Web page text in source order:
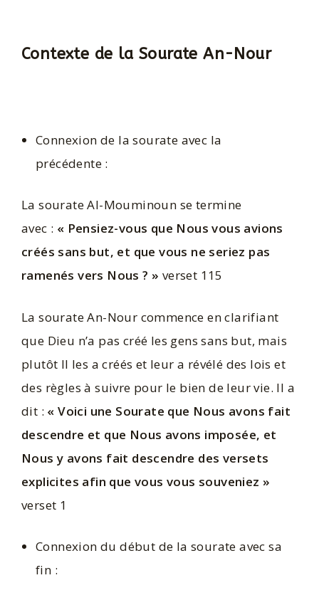
Contexte de la Sourate An-Nour
Connexion de la sourate avec la
précédente :
La sourate Al-Mouminoun se termine
avec : « Pensiez-vous que Nous vous avions
créés sans but, et que vous ne seriez pas
ramenés vers Nous ? » verset 115
La sourate An-Nour commence en clarifiant
que Dieu n’a pas créé les gens sans but, mais
plutôt Il les a créés et leur a révélé des lois et
des règles à suivre pour le bien de leur vie. Il a
dit : « Voici une Sourate que Nous avons fait
descendre et que Nous avons imposée, et
Nous y avons fait descendre des versets
explicites afin que vous vous souveniez »
verset 1
Connexion du début de la sourate avec sa
fin :